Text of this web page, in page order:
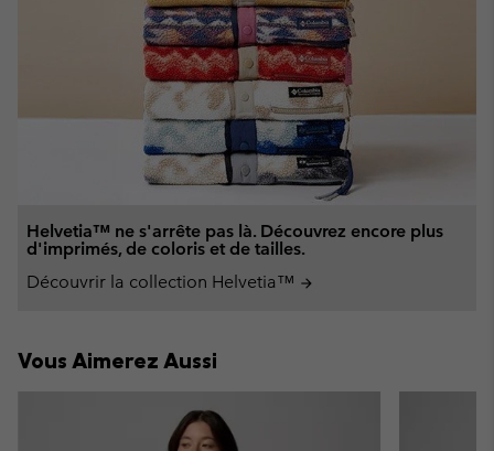
Helvetia™ ne s'arrête pas là. Découvrez encore plus
d'imprimés, de coloris et de tailles.
Découvrir la collection Helvetia™ arrow_forward
Vous Aimerez Aussi